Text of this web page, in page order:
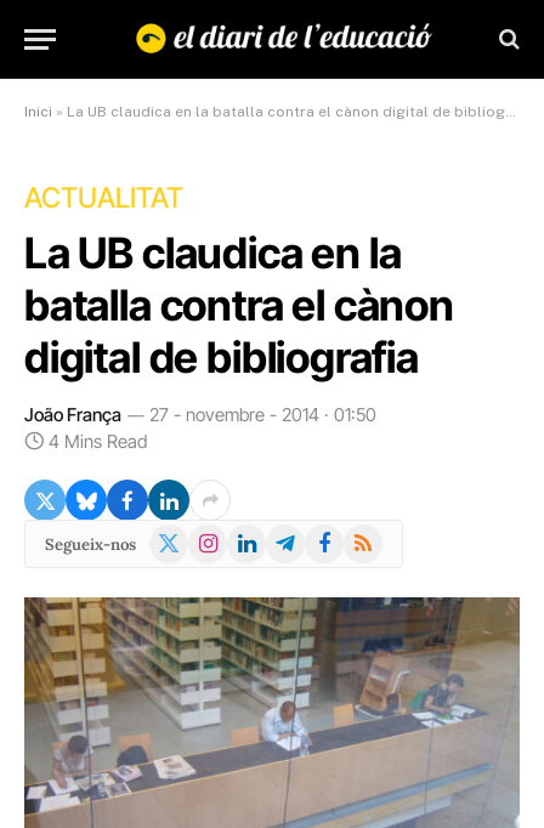
Inici » La UB claudica en la batalla contra el cànon digital de bibliografia
ACTUALITAT
La UB claudica en la
batalla contra el cànon
digital de bibliografia
João França
27 - novembre - 2014 · 01:50
4 Mins Read
Segueix-nos
X
Instagram
LinkedInTelegramFacebook
RSS